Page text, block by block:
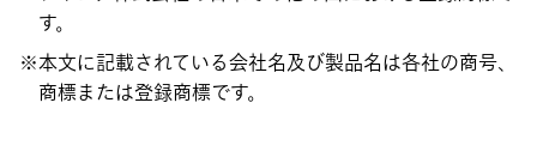
す。
本文に記載されている会社名及び製品名は各社の商号、
商標または登録商標です。